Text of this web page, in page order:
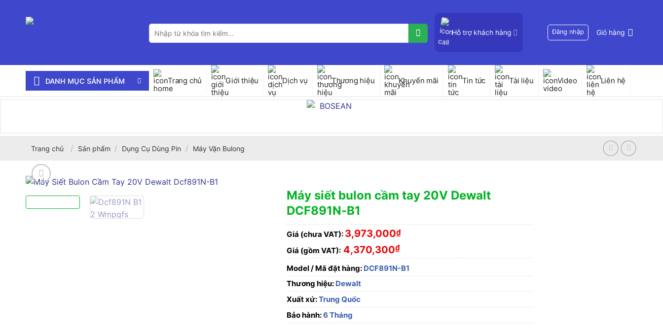
Tìm
kiếm:
Hỗ trợ khách hàng Đăng nhập Giỏ hàng
DANH MỤC SẢN PHẨM Trang chủ Giới thiệu Dịch vụ Thương hiệu Khuyến mãi Tin tức Tài liệu Video Liên hệ
Trang chủ / Sản phẩm / Dụng Cụ Dùng Pin / Máy Vặn Bulong
Máy siết bulon cầm tay 20V Dewalt
DCF891N-B1
Giá (chưa VAT): 3,973,000₫
Giá (gồm VAT): 4,370,300₫
Model / Mã đặt hàng: DCF891N-B1
Thương hiệu: Dewalt
Xuất xứ:Trung Quốc
Bảo hành:6 Tháng